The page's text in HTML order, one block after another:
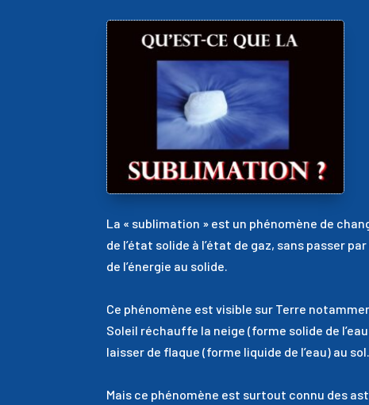
La « sublimation » est un phénomène de
de l’état solide à l’état de gaz, sans passer
de l’énergie au solide.
Ce phénomène est visible sur Terre
Soleil réchauffe la neige (forme solide de
laisser de flaque (forme liquide de l’eau) au sol.
Mais ce phénomène est surtout connu des